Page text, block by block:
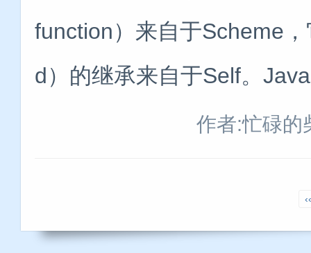
function）来自于Scheme
d）的继承来自于Self。
作者:忙碌的
‹‹